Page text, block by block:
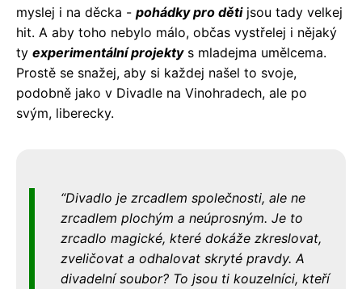
myslej i na děcka - pohádky pro dětijsou tady velkej
hit. A aby toho nebylo málo, občas vystřelej i nějaký
ty experimentální projektys mladejma umělcema.
Prostě se snažej, aby si každej našel to svoje,
podobně jako v Divadle na Vinohradech, ale po
svým, liberecky.
Divadlo je zrcadlem společnosti, ale ne
zrcadlem plochým a neúprosným. Je to
zrcadlo magické, které dokáže zkreslovat,
zveličovat a odhalovat skryté pravdy. A
divadelní soubor? To jsou ti kouzelníci, kteří